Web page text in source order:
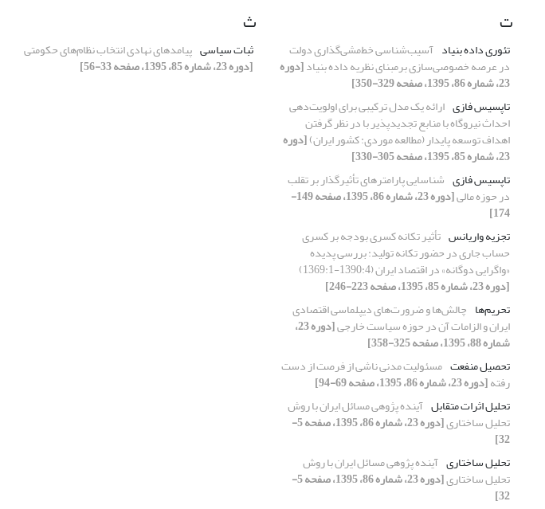
ت
تئوری داده بنیاد آسیب‌شناسی خط‌مشی‌گذاری دولت
در عرصه خصوصی‌سازی برمبنای نظریه داده بنیاد[دوره
23، شماره 86، 1395، صفحه 329-350]
تاپسیس فازی ارائه یک مدل ترکیبی برای اولویت‌دهی
احداث نیروگاه با منابع تجدید‌پذیر با در نظر گرفتن
اهداف توسعه پایدار (مطالعه موردی: کشور ایران)[دوره
23، شماره 85، 1395، صفحه 305-330]
تاپسیس فازی شناسایی پارامترهای تأثیرگذار بر تقلب
در حوزه مالی [دوره 23، شماره 86، 1395، صفحه 149-
174]
تجزیه واریانس تأثیر تکانه کسری بودجه بر کسری
حساب جاری در حضور تکانه تولید: بررسی پدیده
«واگرایی دوگانه» در اقتصاد ایران (1390:4-1369:1)
[دوره 23، شماره 85، 1395، صفحه 223-246]
تحریم‌ها چالش‌ها و ضرورت‌های دیپلماسی اقتصادی
ایران و الزامات آن در حوزه سیاست خارجی [دوره 23،
شماره 88، 1395، صفحه 325-358]
تحصیل منفعت مسئولیت مدنی ناشی از فرصت از دست
رفته[دوره 23، شماره 86، 1395، صفحه 69-94]
تحلیل اثرات متقابل آینده‌ پژوهی مسائل ایران با روش
تحلیل ساختاری [دوره 23، شماره 86، 1395، صفحه 5-
32]
تحلیل ساختاری آینده‌ پژوهی مسائل ایران با روش
تحلیل ساختاری [دوره 23، شماره 86، 1395، صفحه 5-
32]
ث
ثبات سیاسی پیامدهای نهادی انتخاب نظام‌های حکومتی
[دوره 23، شماره 85، 1395، صفحه 33-56]